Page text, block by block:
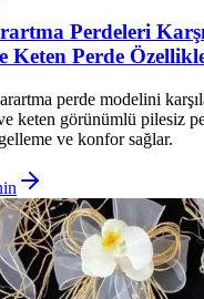
Perdeleri
Keten Perde
perde modelini
keten görünümlü pilesiz
ve konfor sağlar.